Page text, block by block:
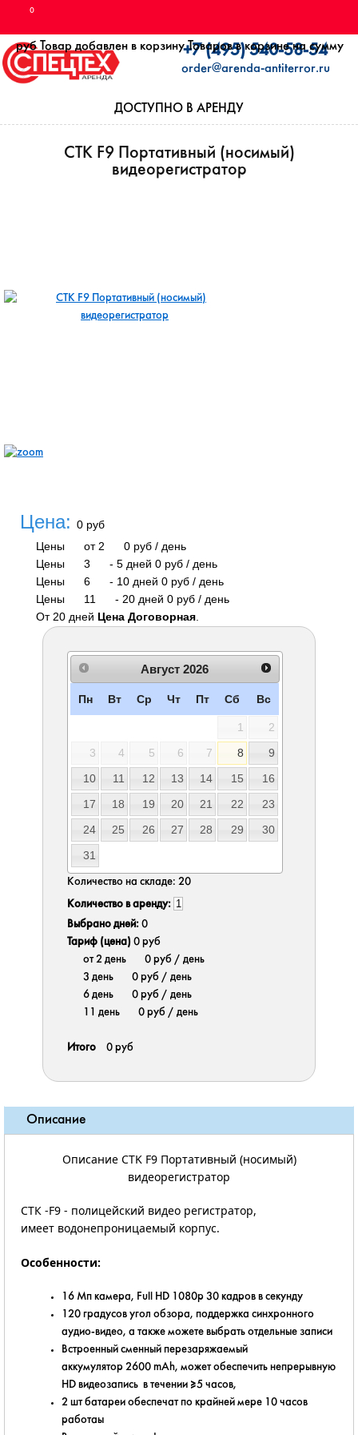
0
руб Товар добавлен в корзину Товаров в корзине на сумму
+7 (495) 540-58-54
order@arenda-antiterror.ru
ДОСТУПНО В АРЕНДУ
CTK F9 Портативный (носимый)
видеорегистратор
Цена: 0 руб
Цены
от 2 0 руб / день
Цены
3 - 5 дней 0 руб / день
Цены
6 - 10 дней 0 руб / день
Цены
11 - 20 дней 0 руб / день
От 20 дней Цена Договорная.
Август 2026
Пн Вт Ср Чт Пт Сб Вс
1
2
3
4 5 6 7 8
9
10
11 12 13 14 15
16
17
18 19 20 21 22
23
24
25 26 27 28 29
30
31
Количество на складе: 20
Количество в аренду:
Выбрано дней: 0
Тариф (цена) 0 руб
от 2 день
0 руб / день
3 день
0 руб / день
6 день
0 руб / день
11 день
0 руб / день
Итого 0 руб
Описание
Описание CTK F9 Портативный (носимый)
видеорегистратор
СТК -F9 - полицейский видео регистратор,
имеет водонепроницаемый корпус.
Особенности:
16 Mп камера, Full HD 1080p 30 кадров в секунду
120 градусов угол обзора, поддержка синхронного
аудио-видео, а также можете выбрать отдельные записи
Встроенный сменный перезаряжаемый
аккумулятор 2600 mAh, может обеспечить непрерывную
HD видеозапись в течении ≥5 часов,
2 шт батареи обеспечат по крайней мере 10 часов
работаы